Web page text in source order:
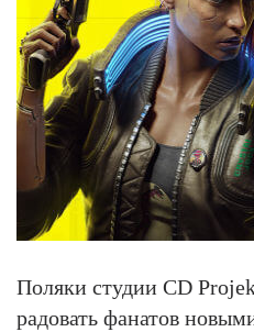
Поляки студии CD
радовать фанатов